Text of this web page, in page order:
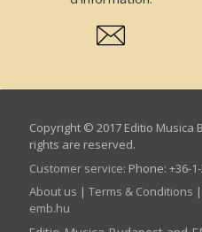
Copyright © 2017 Editio
rights are reserved.
Customer service: Phone: +36-
About us | Terms & Conditions
emb.hu